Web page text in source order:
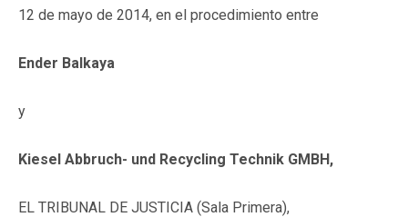
12 de mayo de 2014, en el procedimiento entre
Ender Balkaya
y
Kiesel Abbruch- und Recycling Technik GMBH,
EL TRIBUNAL DE JUSTICIA (Sala Primera),